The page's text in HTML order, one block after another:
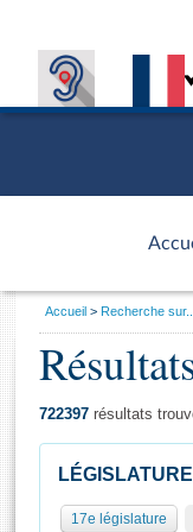
Général
Vous
Accueil Recherche sur...
722397 résultats
LÉGISLATURE
17e législature